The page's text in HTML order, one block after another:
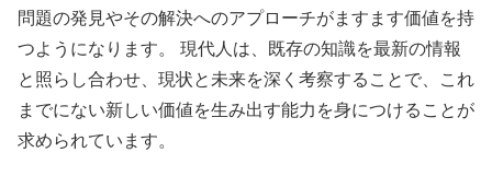
問題の発見やその解決へのアプローチがますます価値を持
つようになります。 現代人は、既存の知識を最新の情報
と照らし合わせ、現状と未来を深く考察することで、これ
までにない新しい価値を生み出す能力を身につけることが
求められています。